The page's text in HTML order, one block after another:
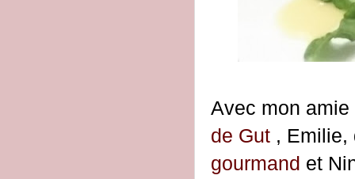
Avec mon
de Gut ,
gourmand et